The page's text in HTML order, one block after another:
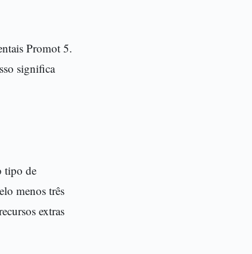
Promot 5.
significa
tipo de
menos três
extras